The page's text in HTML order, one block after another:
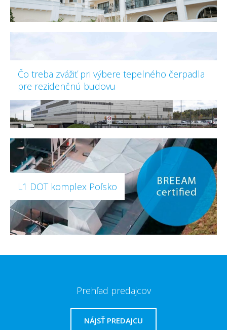
Čo treba zvážiť pri výbere tepelného čerpadla
pre rezidenčnú budovu
L1 DOT komplex Poľsko
Prehľad predajcov
NÁJSŤ PREDAJCU